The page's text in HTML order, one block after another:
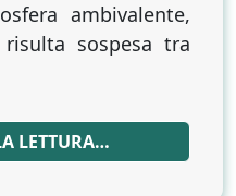
ambivalente,
sospesa tra
LETTURA…